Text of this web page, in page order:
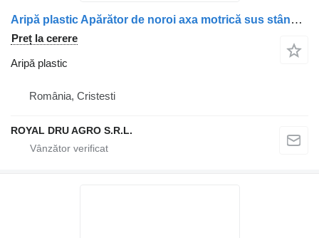
Aripă plastic Apărător de noroi axa motrică sus stânga pentru camion Volvo 21094387 7421094387
Preț la cerere
Aripă plastic
România, Cristesti
ROYAL DRU AGRO S.R.L.